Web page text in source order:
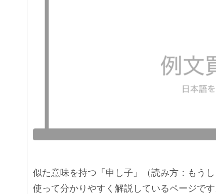
似た意味を持つ「申し子」（読み方：もう
使って分かりやすく解説しているページです